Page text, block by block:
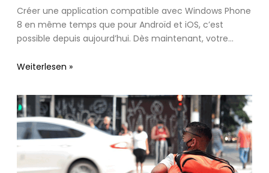
Créer une application compatible avec Windows Phone
8 en même temps que pour Androïd et iOS, c’est
possible depuis aujourd’hui. Dès maintenant, votre
Weiterlesen »